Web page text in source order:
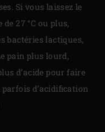
Si vous laissez le
27 °C ou plus,
bactéries lactiques,
pain plus lourd,
d’acide pour faire
parfois d’acidification